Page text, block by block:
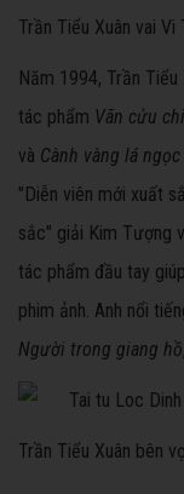
Trần Tiểu Xuân vai
Năm 1994, Trần
tác phẩm Vãn cửu
và Cành vàng lá ngọc
"Diễn viên mới xuất
sắc" giải Kim Tượng
tác phẩm đầu tay
phim ảnh. Anh nổi
Người trong giang hồ
Trần Tiểu Xuân bên